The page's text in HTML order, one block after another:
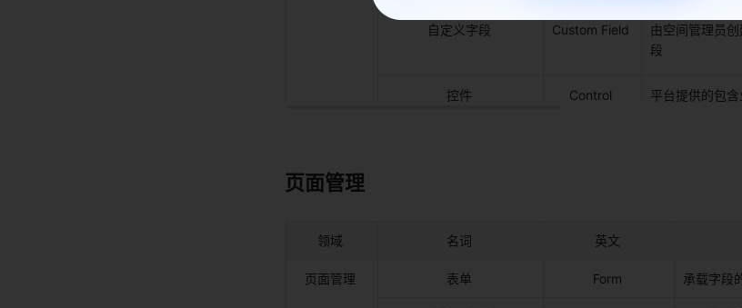
自定义字段 Custom Field
由空间管理员
段
控件 Control 平台提供的包
页面管理
领域 名词 英文
页面管理 表单 Form 承载字段